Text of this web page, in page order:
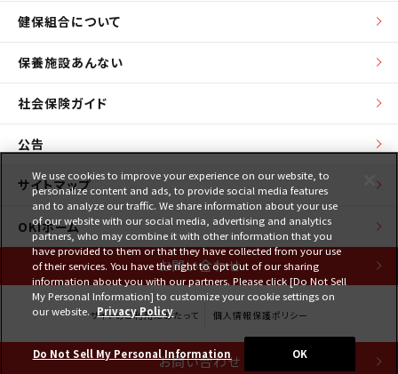
お問い合わせ
健保組合について
保養施設あんない
社会保険ガイド
公告
サイトマップ
OKIホーム
お問い合わせ
サイトのご利用にあたって 個人情報保護ポリシー
Copyright © 2007-2026 沖電気工業健康保険組合. All Rights Reserved.
We use cookies to improve your experience on our website, to
personalize content and ads, to provide social media features
and to analyze our traffic. We share information about your use
of our website with our social media, advertising and analytics
partners, who may combine it with other information that you
have provided to them or that they have collected from your use
of their services. You have the right to opt out of our sharing
information about you with our partners. Please click [Do Not Sell
My Personal Information] to customize your cookie settings on
our website. Privacy Policy
Do Not Sell My Personal Information OK